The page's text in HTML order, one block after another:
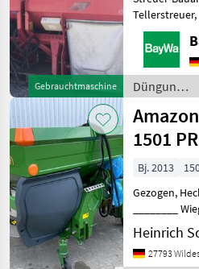
Gebrauchtmaschine
Betätigung,
Rauch Axera
Baujahr
Scheiben
Ltr. mit zwei
Düngung
und
Beregnung
/ Rauch
1501
Bj. 2013
Gezogen, Heckanbau
________
Abstellrollen,
27793